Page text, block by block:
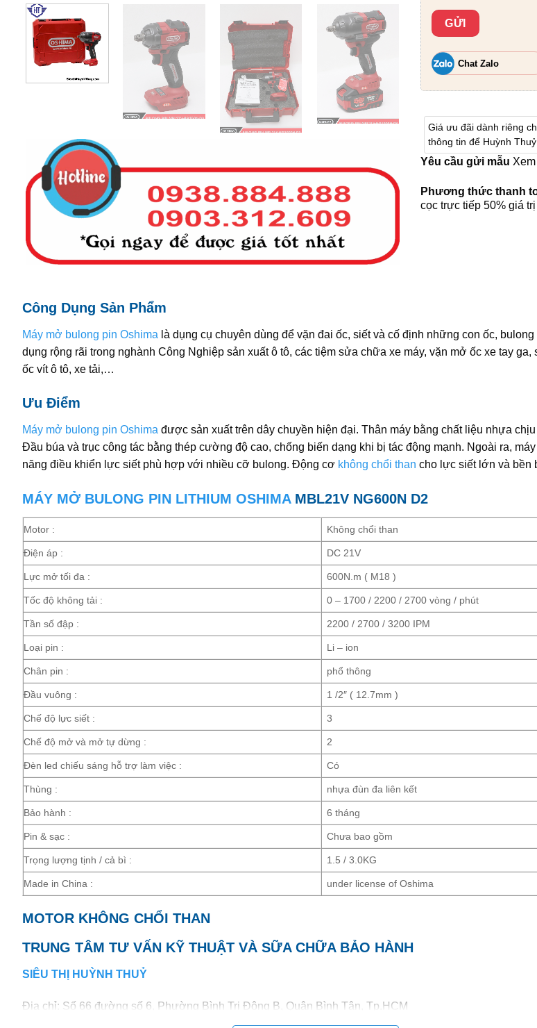
Chat Zalo
Giá ưu đãi dành riêng
thông tin để Huỳnh
Yêu cầu gửi mẫu
Phương thức thanh
cọc trực tiếp 50% giá
Công Dụng Sản Phẩm
Máy mở bulong pin Oshima là dụng cụ chuyên dùng để vặn đai ốc, siết và cố định những con ốc,
dụng rộng rãi trong nghành Công Nghiệp sản xuất ô tô, các tiệm sửa chữa xe máy, vặn mở ốc xe tay ga,
ốc vít ô tô, xe tải,…
Ưu Điểm
Máy mở bulong pin Oshima được sản xuất trên dây chuyền hiện đại. Thân máy bằng chất liệu nhựa
Đầu búa và trục công tác bằng thép cường độ cao, chống biến dạng khi bị tác động mạnh. Ngoài ra,
năng điều khiển lực siết phù hợp với nhiều cỡ bulong. Động cơ không chổi than cho lực siết lớn và bền
MÁY MỞ BULONG PIN LITHIUM OSHIMAMBL21V NG600N D2
Motor : Không chổi than
Điện áp : DC 21V
Lực mở tối đa : 600N.m ( M18 )
Tốc độ không tải : 0 – 1700 / 2200 / 2700 vòng / phút
Tần số đập : 2200 / 2700 / 3200 IPM
Loại pin : Li – ion
Chân pin : phổ thông
Đầu vuông : 1 /2″ ( 12.7mm )
Chế độ lực siết : 3
Chế độ mở và mở tự dừng : 2
Đèn led chiếu sáng hỗ trợ làm việc : Có
Thùng : nhựa đùn đa liên kết
Bảo hành : 6 tháng
Pin & sạc : Chưa bao gồm
Trọng lượng tịnh / cả bì : 1.5 / 3.0KG
Made in China : under license of Oshima
MOTOR KHÔNG CHỔI THAN
TRUNG TÂM TƯ VẤN KỸ THUẬT VÀ SỮA CHỮA BẢO HÀNH
SIÊU THỊ HUỲNH THUỶ
Địa chỉ: Số 66 đường số 6, Phường Bình Trị Đông B, Quận Bình Tân, Tp.HCM